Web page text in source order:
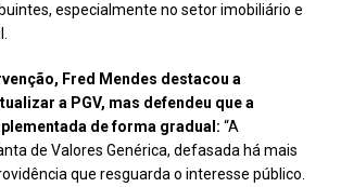
especialmente no setor imobiliário e
Fred Mendes destacou a
a PGV, mas defendeu que a
de forma gradual: “A
de Valores Genérica, defasada há mais
que resguarda o interesse público.